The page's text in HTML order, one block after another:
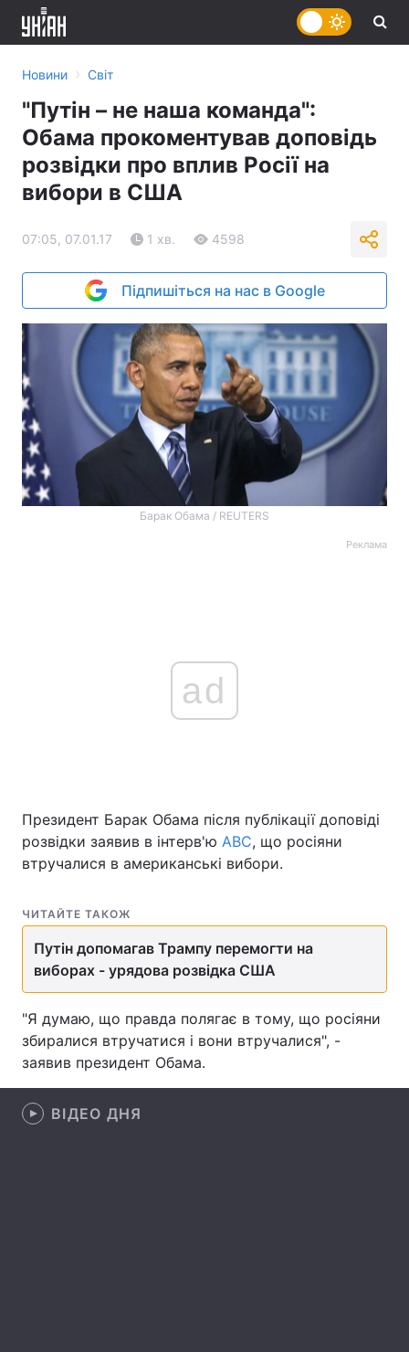
Економіка Світ
Спорт Наука
Техно і зв'язок
Новини › Світ
"Путін – не наша команда":
Обама прокоментував доповідь
розвідки про вплив Росії на
вибори в США
07:05, 07.01.17 1 хв. 4598
Підпишіться на нас в Google
Барак Обама / REUTERS
Реклама
ad
Президент Барак Обама після публікації доповіді
розвідки заявив в інтерв'ю АВС, що росіяни
втручалися в американські вибори.
ЧИТАЙТЕ ТАКОЖ
Путін допомагав Трампу перемогти на
виборах - урядова розвідка США
"Я думаю, що правда полягає в тому, що росіяни
збиралися втручатися і вони втручалися", -
заявив президент Обама.
ВІДЕО ДНЯ